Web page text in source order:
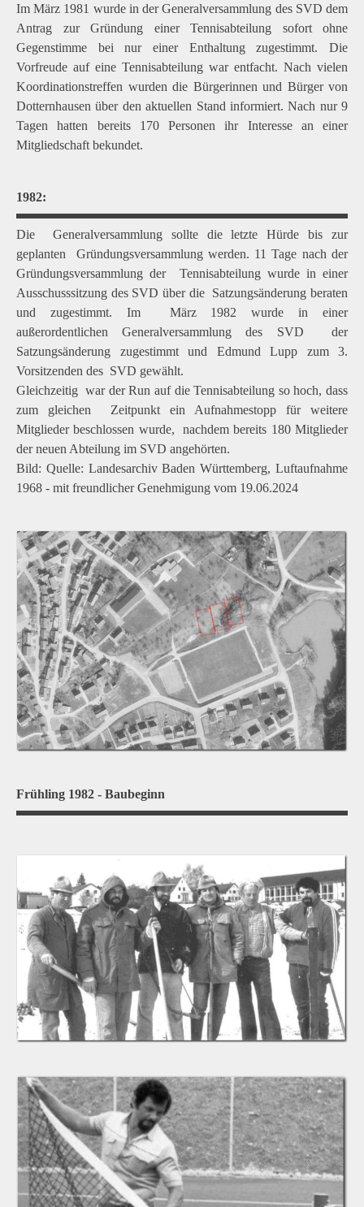
Im März 1981 wurde in der Generalversammlung des SVD dem
Antrag zur Gründung einer Tennisabteilung sofort ohne
Gegenstimme bei nur einer Enthaltung zugestimmt. Die
Vorfreude auf eine Tennisabteilung war entfacht. Nach vielen
Koordinationstreffen wurden die Bürgerinnen und Bürger von
Dotternhausen über den aktuellen Stand informiert. Nach nur 9
Tagen hatten bereits 170 Personen ihr Interesse an einer
Mitgliedschaft bekundet.
1982:
Die Generalversammlung sollte die letzte Hürde bis zur
geplanten Gründungsversammlung werden. 11 Tage nach der
Gründungsversammlung der Tennisabteilung wurde in einer
Ausschusssitzung des SVD über die Satzungsänderung beraten
und zugestimmt. Im März 1982 wurde in einer
außerordentlichen Generalversammlung des SVD der
Satzungsänderung zugestimmt und Edmund Lupp zum 3.
Vorsitzenden des SVD gewählt.
Gleichzeitig war der Run auf die Tennisabteilung so hoch, dass
zum gleichen Zeitpunkt ein Aufnahmestopp für weitere
Mitglieder beschlossen wurde, nachdem bereits 180 Mitglieder
der neuen Abteilung im SVD angehörten.
Bild: Quelle: Landesarchiv Baden Württemberg, Luftaufnahme
1968 - mit freundlicher Genehmigung vom 19.06.2024
Frühling 1982 - Baubeginn